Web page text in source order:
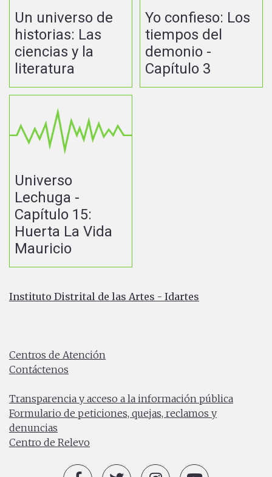
Un universo de
historias: Las
ciencias y la
literatura
Yo confieso: Los
tiempos del
demonio -
Capítulo 3
Universo
Lechuga -
Capítulo 15:
Huerta La Vida
Mauricio
Instituto Distrital de las Artes - Idartes
Centros de Atención
Contáctenos
Transparencia y acceso a la información pública
Formulario de peticiones, quejas, reclamos y
denuncias
Centro de Relevo